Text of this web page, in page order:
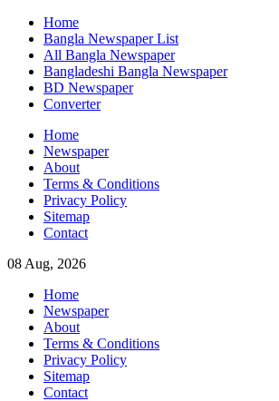
Skip
content
Home
Bangla Newspaper List
All Bangla Newspaper
Bangladeshi Bangla Newspaper
BD Newspaper
Converter
Home
Newspaper
About
Terms & Conditions
Privacy Policy
Sitemap
Contact
08 Aug, 2026
Home
Newspaper
About
Terms & Conditions
Privacy Policy
Sitemap
Contact